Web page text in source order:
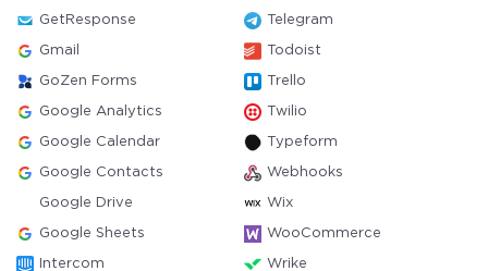
GetResponse Telegram
Gmail Todoist
GoZen Forms Trello
Google Analytics Twilio
Google Calendar Typeform
Google Contacts Webhooks
Google Drive Wix
Google Sheets WooCommerce
Intercom Wrike